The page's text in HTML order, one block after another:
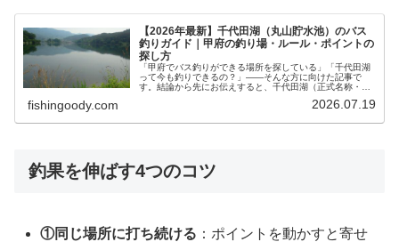
【2026年最新】千代田湖（丸山貯水池）のバス
釣りガイド｜甲府の釣り場・ルール・ポイントの
探し方
「甲府でバス釣りができる場所を探している」「千代田湖
って今も釣りできるの？」——そんな方に向けた記事で
す。結論から先にお伝えすると、千代田湖（正式名称・丸
fishingoody.com 2026.07.19
釣果を伸ばす4つのコツ
①同じ場所に打ち続ける ：ポイントを動かすと寄せ